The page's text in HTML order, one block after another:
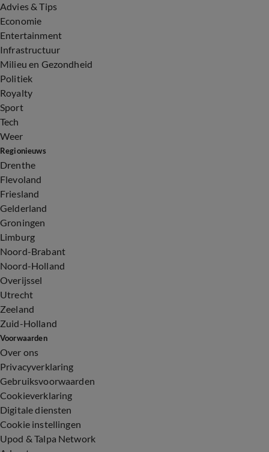
Advies & Tips
Economie
Entertainment
Infrastructuur
Milieu en Gezondheid
Politiek
Royalty
Sport
Tech
Weer
Regionieuws
Drenthe
Flevoland
Friesland
Gelderland
Groningen
Limburg
Noord-Brabant
Noord-Holland
Overijssel
Utrecht
Zeeland
Zuid-Holland
Voorwaarden
Over ons
Privacyverklaring
Gebruiksvoorwaarden
Cookieverklaring
Digitale diensten
Cookie instellingen
Upod & Talpa Network